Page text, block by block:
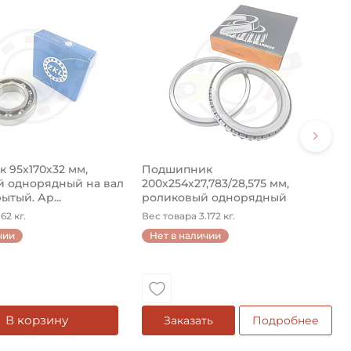
мм,
однорядный на вал
Ар...
кг.
В корзину
Подшипник
200х254х27,783/28,575 мм,
роликовый однорядный
конический на ...
Вес товара 3.172 кг.
Нет в наличии
Заказать Подробнее